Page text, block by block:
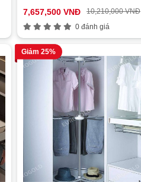
7,657,500 VNĐ
10,210,000 VNĐ
0 đánh giá
Giảm 25%